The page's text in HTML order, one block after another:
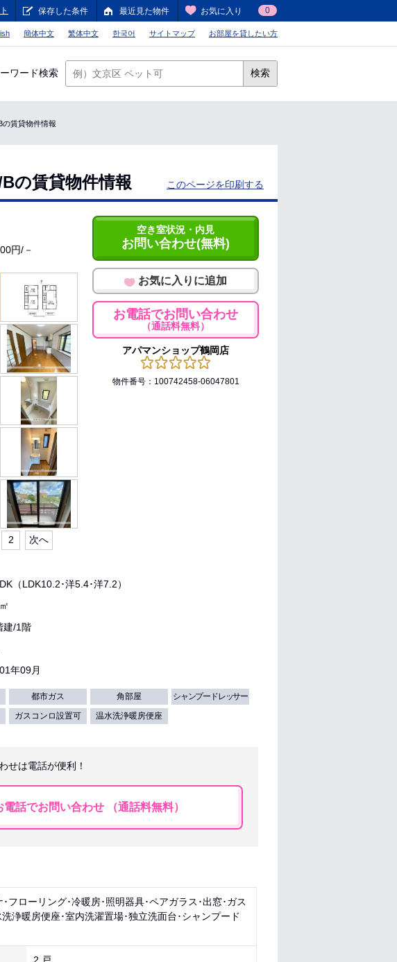
保存した条件 最近見た物件 お気に入り 0
簡体中文 繁体中文 한국어 サイトマップ お部屋を貸したい方
ワード検索 検索
の賃貸物件情報
の賃貸物件情報 このページを印刷する
円/－
2 次へ
空き室状況・内見
お問い合わせ(無料)
お気に入りに追加
お電話でお問い合わせ
（通話料無料）
アパマンショップ鶴岡店
物件番号：100742458-06047801
（LDK10.2･洋5.4･洋7.2）
建/1階
年09月
都市ガス 角部屋
シャンプードレッサー
ガスコンロ設置可 温水洗浄暖房便座
せは電話が便利！
電話でお問い合わせ （通話料無料）
フローリング･冷暖房･照明器具･ペアガラス･出窓･ガス
浄暖房便座･室内洗濯置場･独立洗面台･シャンプード